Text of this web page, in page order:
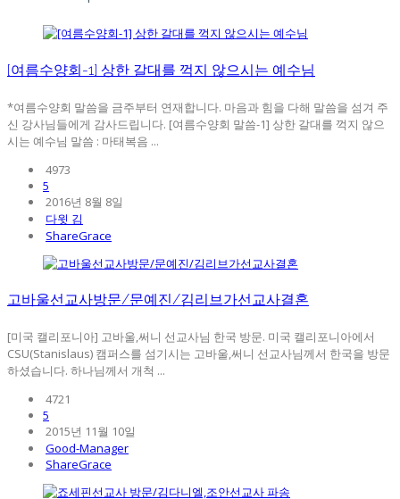
[여름수양회-1] 상한 갈대를 꺽지 않으시는 예수님
*여름수양회 말씀을 금주부터 연재합니다. 마음과 힘을 다해 말씀을 섬겨 주
신 강사님들에게 감사드립니다. [여름수양회 말씀-1] 상한 갈대를 꺽지 않으
시는 예수님 말씀 : 마태복음 ...
4973
5
2016년 8월 8일
다윗 김
ShareGrace
고바울선교사방문/문예진/김리브가선교사결혼
[미국 캘리포니아] 고바울,써니 선교사님 한국 방문. 미국 캘리포니아에서
CSU(Stanislaus) 캠퍼스를 섬기시는 고바울,써니 선교사님께서 한국을 방문
하셨습니다. 하나님께서 개척 ...
4721
5
2015년 11월 10일
Good-Manager
ShareGrace